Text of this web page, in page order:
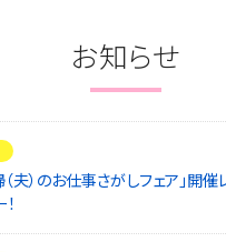
お知らせ
（夫）のお仕事さがしフェア」開